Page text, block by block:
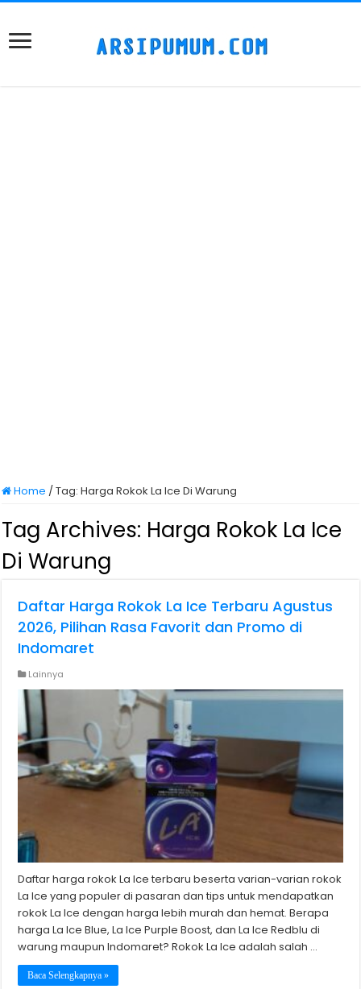
Home /Tag:Harga Rokok La Ice Di Warung
Tag Archives: Harga Rokok La Ice
Di Warung
Daftar Harga Rokok La Ice Terbaru Agustus
2026, Pilihan Rasa Favorit dan Promo di
Indomaret
Lainnya
Daftar harga rokok La Ice terbaru beserta varian-varian rokok
La Ice yang populer di pasaran dan tips untuk mendapatkan
rokok La Ice dengan harga lebih murah dan hemat. Berapa
harga La Ice Blue, La Ice Purple Boost, dan La Ice Redblu di
warung maupun Indomaret? Rokok La Ice adalah salah …
Baca Selengkapnya »